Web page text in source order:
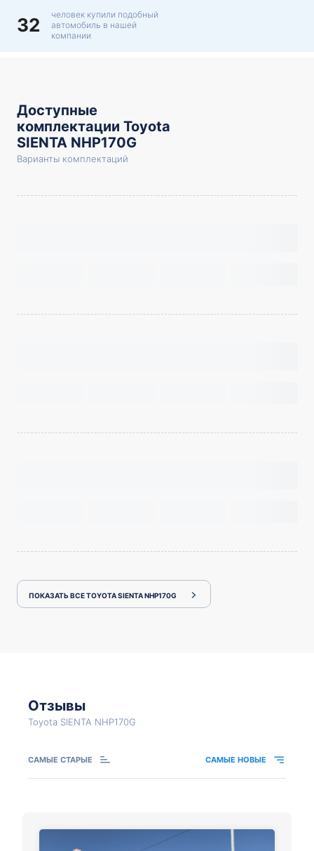
32
человек купили подобный
автомобиль в нашей
компании
Доступные
комплектации Toyota
SIENTA NHP170G
Варианты комплектаций
ПОКАЗАТЬ ВСЕ TOYOTA SIENTA NHP170G
Отзывы
Toyota SIENTA NHP170G
САМЫЕ СТАРЫЕ САМЫЕ НОВЫЕ